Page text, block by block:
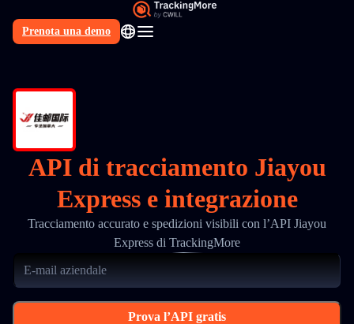
Prenota una demo
IT
API di tracciamento Jiayou
Express e integrazione
Tracciamento accurato e spedizioni visibili con l’API Jiayou
Express di TrackingMore
Prova l’API gratis